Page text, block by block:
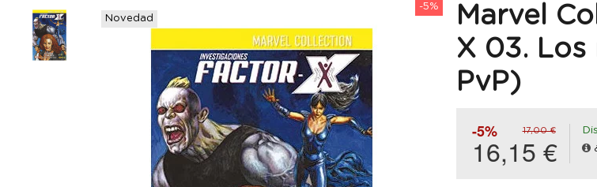
-5%
Novedad
Marvel
X 03.
PvP)
-5% 17,00 €
16,15 €